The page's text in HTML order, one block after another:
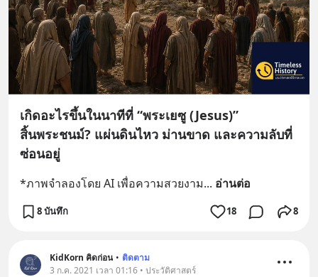
เกิดอะไรขึ้นในนาทีที่ “พระเยซู (Jesus)”
สิ้นพระชนม์? แผ่นดินไหว ม่านขาด และความลับที่
ซ่อนอยู่
*ภาพจำลองโดย AI เพื่อความสวยงาม... อ่านต่อ
8 บันทึก 18 8
KidKorn คิดก่อน • ติดตาม
3 ก.ค. 2021 เวลา 01:16 • ประวัติศาสตร์